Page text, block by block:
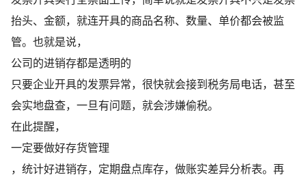
抬头、金额，就连开具的商品名称、数量、单价都会被监
管。也就是说，
公司的进销存都是透明的
只要企业开具的发票异常，很快就会接到税务局电话，甚至
会实地盘查，一旦有问题，就会涉嫌偷税。
在此提醒，
一定要做好存货管理
，统计好进销存，定期盘点库存，做账实差异分析表。再